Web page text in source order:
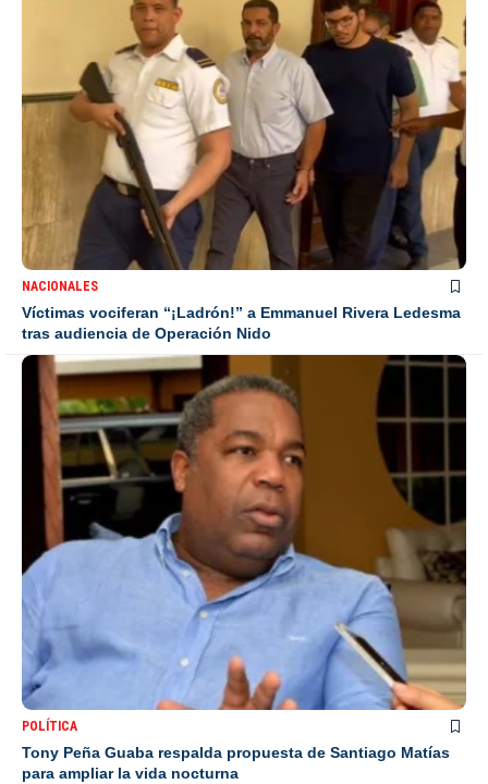
NACIONALES
Víctimas vociferan “¡Ladrón!” a Emmanuel Rivera Ledesma
tras audiencia de Operación Nido
POLÍTICA
Tony Peña Guaba respalda propuesta de Santiago Matías
para ampliar la vida nocturna